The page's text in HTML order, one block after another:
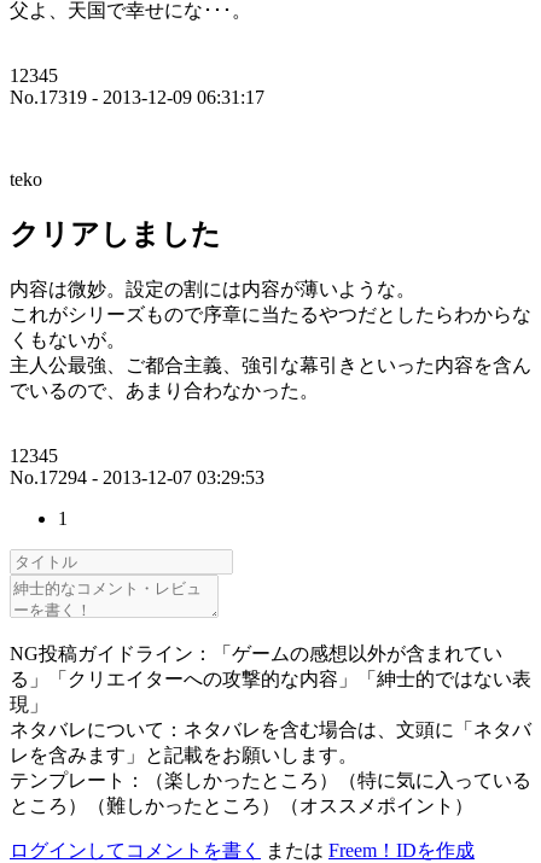
父よ、天国で幸せにな･･･。
12345
No.17319 - 2013-12-09 06:31:17
teko
クリアしました
内容は微妙。設定の割には内容が薄いような。
これがシリーズもので序章に当たるやつだとしたらわからな
くもないが。
主人公最強、ご都合主義、強引な幕引きといった内容を含ん
でいるので、あまり合わなかった。
12345
No.17294 - 2013-12-07 03:29:53
1
NG投稿ガイドライン：「ゲームの感想以外が含まれてい
る」「クリエイターへの攻撃的な内容」「紳士的ではない表
現」
ネタバレについて：ネタバレを含む場合は、文頭に「ネタバ
レを含みます」と記載をお願いします。
テンプレート：（楽しかったところ）（特に気に入っている
ところ）（難しかったところ）（オススメポイント）
ログインしてコメントを書く または Freem！IDを作成